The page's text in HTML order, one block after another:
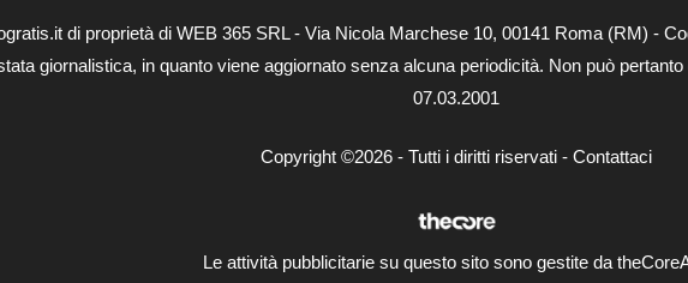
di proprietà di WEB 365 SRL - Via Nicola Marchese 10, 00141 Roma (RM) -
giornalistica, in quanto viene aggiornato senza alcuna periodicità. Non può
07.03.2001
Copyright ©2026 - Tutti i diritti riservati - Contattaci
Le attività pubblicitarie su questo sito sono gestite da